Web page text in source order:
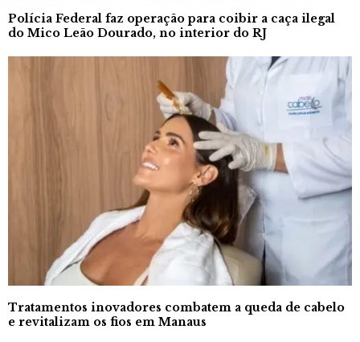
Polícia Federal faz operação para coibir a caça ilegal
do Mico Leão Dourado, no interior do RJ
Tratamentos inovadores combatem a queda de cabelo
e revitalizam os fios em Manaus